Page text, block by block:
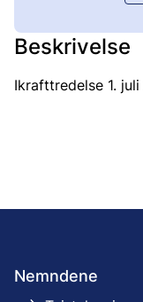
Beskrivelse
Ikrafttredelse 1. juli
Nemndene